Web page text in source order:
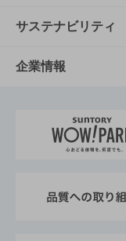
商品発売情報
栄養成分一覧
キャンペーン
工場見学
地域情報
文化・スポーツ
サントリーホール
サントリーサン
サステナビリティ
サステナビリテ
サントリーが
企業情報
企業概要